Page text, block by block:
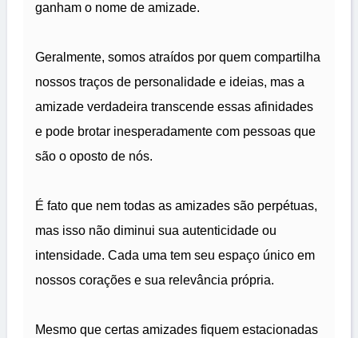
ganham o nome de amizade.
Geralmente, somos atraídos por quem compartilha
nossos traços de personalidade e ideias, mas a
amizade verdadeira transcende essas afinidades
e pode brotar inesperadamente com pessoas que
são o oposto de nós.
É fato que nem todas as amizades são perpétuas,
mas isso não diminui sua autenticidade ou
intensidade. Cada uma tem seu espaço único em
nossos corações e sua relevância própria.
Mesmo que certas amizades fiquem estacionadas